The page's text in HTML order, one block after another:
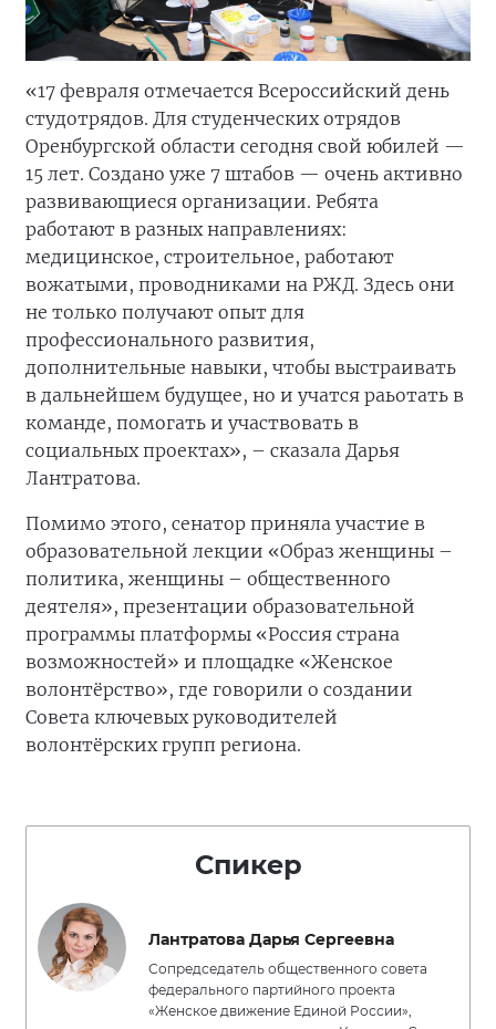
«17 февраля отмечается Всероссийский день
студотрядов. Для студенческих отрядов
Оренбургской области сегодня свой юбилей —
15 лет. Создано уже 7 штабов — очень активно
развивающиеся организации. Ребята
работают в разных направлениях:
медицинское, строительное, работают
вожатыми, проводниками на РЖД. Здесь они
не только получают опыт для
профессионального развития,
дополнительные навыки, чтобы выстраивать
в дальнейшем будущее, но и учатся раьотать в
команде, помогать и участвовать в
социальных проектах», – сказала Дарья
Лантратова.
Помимо этого, сенатор приняла участие в
образовательной лекции «Образ женщины –
политика, женщины – общественного
деятеля», презентации образовательной
программы платформы «Россия страна
возможностей» и площадке «Женское
волонтёрство», где говорили о создании
Совета ключевых руководителей
волонтёрских групп региона.
Спикер
Лантратова Дарья Сергеевна
Сопредседатель общественного совета
федерального партийного проекта
«Женское движение Единой России»,